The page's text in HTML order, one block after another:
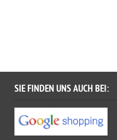
SIE FINDEN UNS AUCH BEI: